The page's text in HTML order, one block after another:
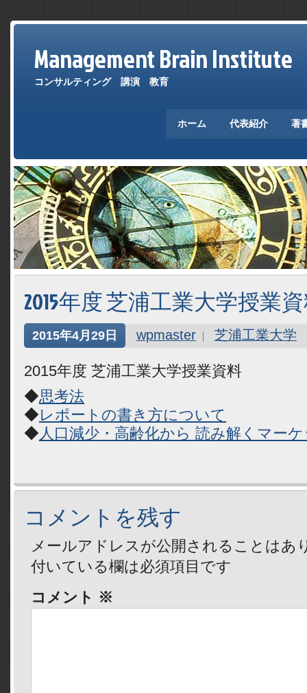
Management Brain Institute
コンサルティング 講演 教育
ホーム 代表紹介 著
2015年度 芝浦工業大学授業
2015年4月29日 wpmaster 芝浦工業大学
2015年度 芝浦工業大学授業資料
◆思考法
◆レポートの書き方について
◆人口減少・高齢化から 読み解くマー
コメントを残す
メールアドレスが公開されることはあ
付いている欄は必須項目です
コメント ※